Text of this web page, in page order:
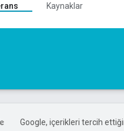
Kaynaklar
Google, içerikleri tercih